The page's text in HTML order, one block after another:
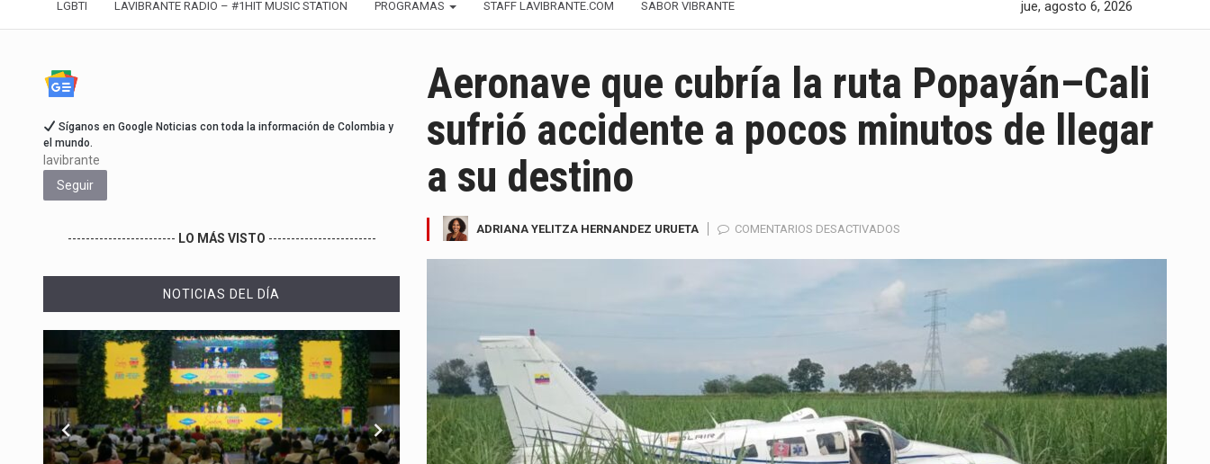
LGBTI LAVIBRANTE RADIO – #1HIT MUSIC STATION PROGRAMAS STAFF LAVIBRANTE.COM SABOR VIBRANTE jue, agosto 6, 2026
Aeronave que cubría la ruta Popayán–Cali
sufrió accidente a pocos minutos de llegar
a su destino
ADRIANA YELITZA HERNANDEZ URUETA COMENTARIOS DESACTIVADOS
CUBRÍA
POPAYÁN–
SUFRIÓ
ACCIDENTE
A
POCOS
MINUTOS
Síganos en Google Noticias con toda la información de Colombia y
el mundo.
lavibrante
Seguir
------------------------ LO MÁS VISTO ------------------------
NOTICIAS DEL DÍA